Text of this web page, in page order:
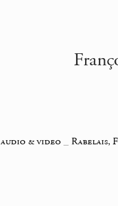
audio & video Rabelais,